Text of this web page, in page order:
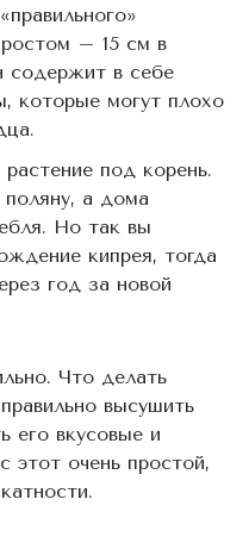
– 15 см в
содержит в себе
которые могут плохо
под корень.
поляну, а дома
Но так вы
кипрея, тогда
год за новой
Что делать
высушить
его вкусовые и
этот очень простой,